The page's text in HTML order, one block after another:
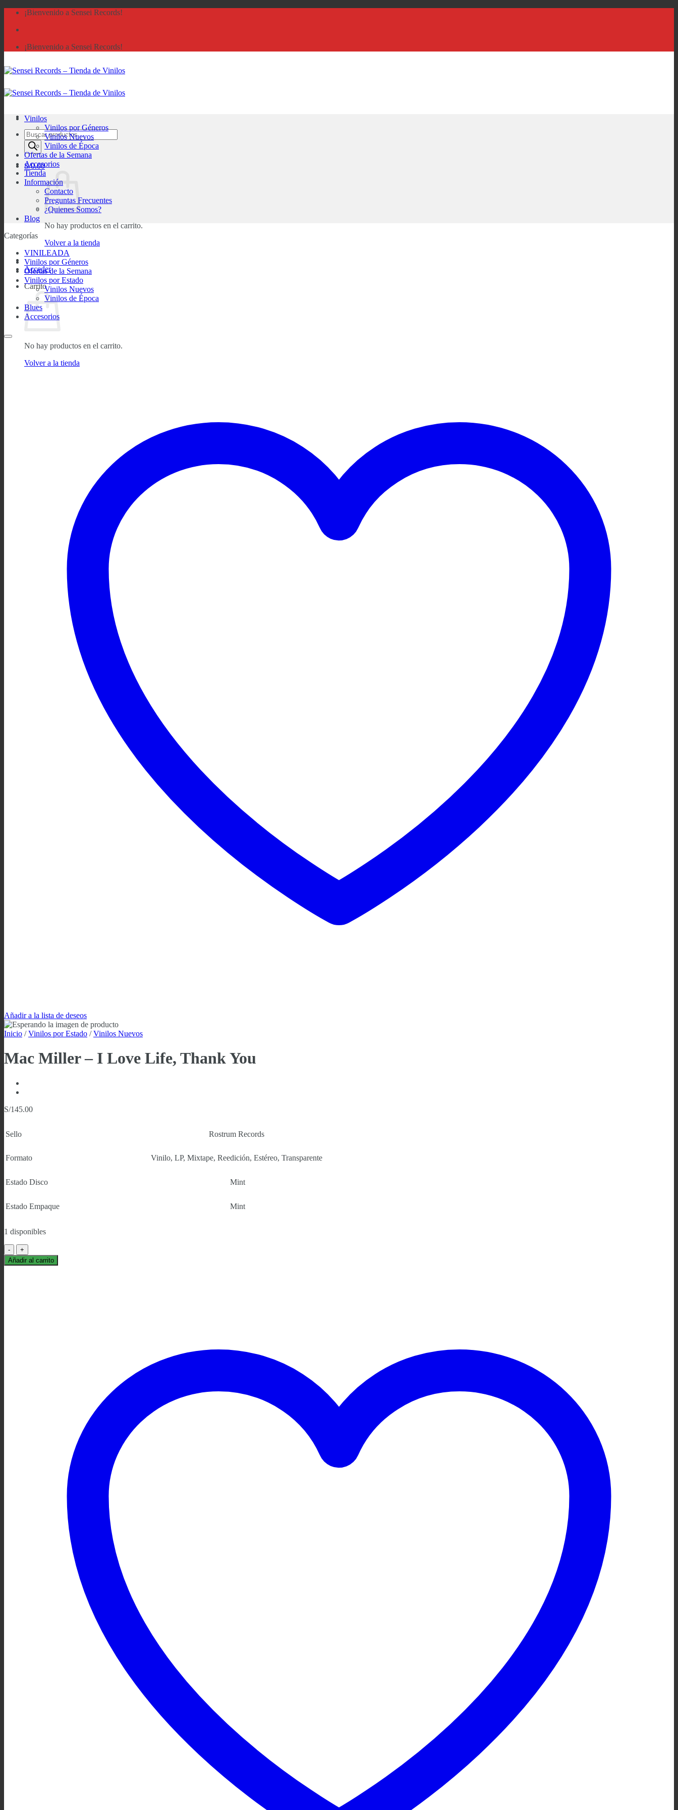
Saltar
contenido
¡Bienvenido a Sensei Records!
¡Bienvenido a Sensei Records!
Búsqueda
de
productos
S/0.00
No hay productos en el carrito.
Volver a la tienda
Acceder
Carrito
No hay productos en el carrito.
Volver a la tienda
Vinilos
Vinilos por Géneros
Vinilos Nuevos
Vinilos de Época
Ofertas de la Semana
Accesorios
Tienda
Información
Contacto
Preguntas Frecuentes
¿Quienes Somos?
Blog
Categorías
VINILEADA
Vinilos por Géneros
Ofertas de la Semana
Vinilos por Estado
Vinilos Nuevos
Vinilos de Época
Blues
Accesorios
Añadir a la lista de deseos
Inicio / Vinilos por Estado / Vinilos Nuevos
Mac Miller – I Love Life, Thank You
S/145.00
Sello Rostrum Records
Formato Vinilo, LP, Mixtape, Reedición, Estéreo, Transparente
Estado Disco Mint
Estado Empaque Mint
1 disponibles
Mac
Miller
–
Añadir al carrito